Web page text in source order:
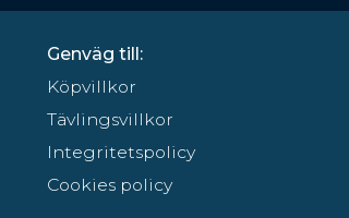
Genväg till:
Köpvillkor
Tävlingsvillkor
Integritetspolicy
Cookies policy